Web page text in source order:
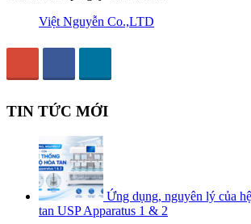
Việt Nguyễn Co.,LTD
TIN TỨC MỚI
Ứng dụng, nguyên lý của
tan USP Apparatus 1 & 2